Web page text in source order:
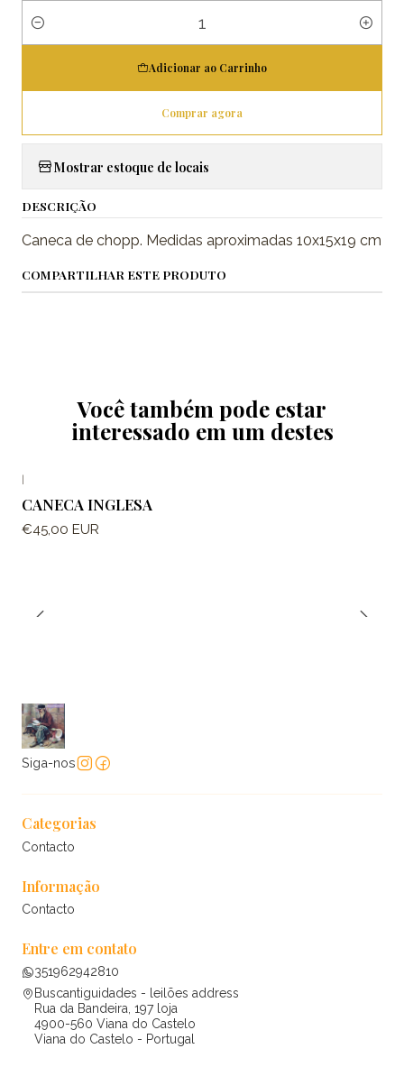
Quantidade
Adicionar ao Carrinho
Comprar agora
Mostrar estoque de locais
DESCRIÇÃO
Caneca de chopp. Medidas aproximadas 10x15x19 cm
COMPARTILHAR ESTE PRODUTO
Você também pode estar
interessado em um destes
CANECA INGLESA
€45,00 EUR
Siga-nos
Categorias
Contacto
Informação
Contacto
Entre em contato
351962942810
Buscantiguidades - leilões address
Rua da Bandeira, 197 loja
4900-560 Viana do Castelo
Viana do Castelo - Portugal